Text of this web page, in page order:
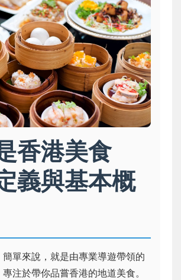
香港美食
義與基本概
單來說，就是由專業導遊帶領的
注於帶你品嘗香港的地道美食。